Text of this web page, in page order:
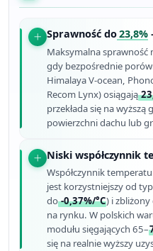
Sprawność do23,8%
Maksymalna sprawność
gdy bezpośrednie
Himalaya V-ocean,
Recom Lynx) osiągają
przekłada się na
powierzchni dachu lub
Niski współczynnik
Współczynnik
jest korzystniejszy od
do-0,37%/°C) i zbliżony
na rynku. W polskich
modułu sięgających 65–
się na realnie wyższy